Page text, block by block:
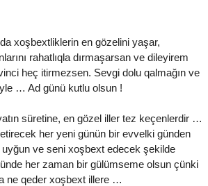
xoşbextliklerin en gözelini yaşar,
rahatlıqla dırmaşarsan ve dileyirem
heç itirmezsen. Sevgi dolu qalmağın ve
… Ad günü kutlu olsun !
süretine, en gözel iller tez keçenlerdir …
her yeni günün bir evvelki günden
ve seni xoşbext edecek şekilde
her zaman bir gülümseme olsun çünki
ne qeder xoşbext illere …